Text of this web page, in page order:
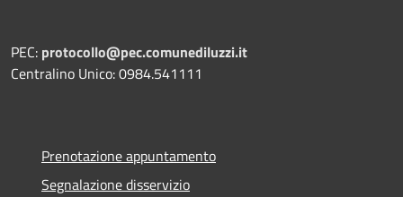
PEC: protocollo@pec.comunediluzzi.it
Centralino Unico: 0984.541111
Prenotazione appuntamento
Segnalazione disservizio